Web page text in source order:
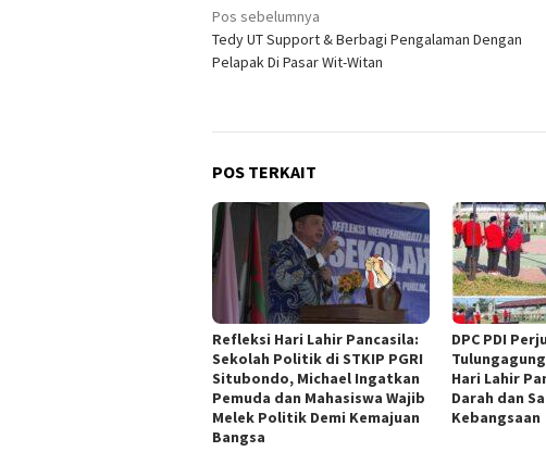
Navigasi
pos
Pos sebelumnya
Tedy UT Support & Berbagi Pengalaman Dengan
Pelapak Di Pasar Wit-Witan
POS TERKAIT
Refleksi Hari Lahir Pancasila:
Sekolah Politik di STKIP PGRI
Situbondo, Michael Ingatkan
Pemuda dan Mahasiswa Wajib
Melek Politik Demi Kemajuan
Bangsa
DPC PDI
Hari Lahir
Darah dan
Kebangsaan